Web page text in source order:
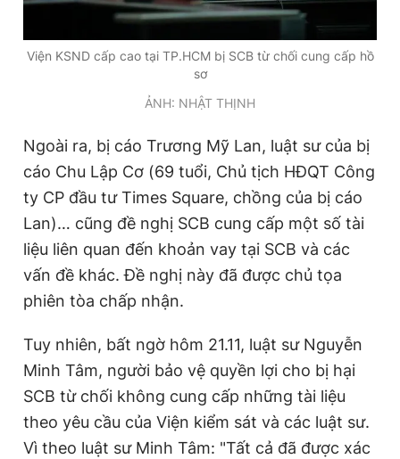
Viện KSND cấp cao tại TP.HCM bị SCB từ chối cung cấp hồ
sơ
ẢNH: NHẬT THỊNH
Ngoài ra, bị cáo Trương Mỹ Lan, luật sư của bị
cáo Chu Lập Cơ (69 tuổi, Chủ tịch HĐQT Công
ty CP đầu tư Times Square, chồng của bị cáo
Lan)… cũng đề nghị SCB cung cấp một số tài
liệu liên quan đến khoản vay tại SCB và các
vấn đề khác. Đề nghị này đã được chủ tọa
phiên tòa chấp nhận.
Tuy nhiên, bất ngờ hôm 21.11, luật sư Nguyễn
Minh Tâm, người bảo vệ quyền lợi cho bị hại
SCB từ chối không cung cấp những tài liệu
theo yêu cầu của Viện kiểm sát và các luật sư.
Vì theo luật sư Minh Tâm: "Tất cả đã được xác